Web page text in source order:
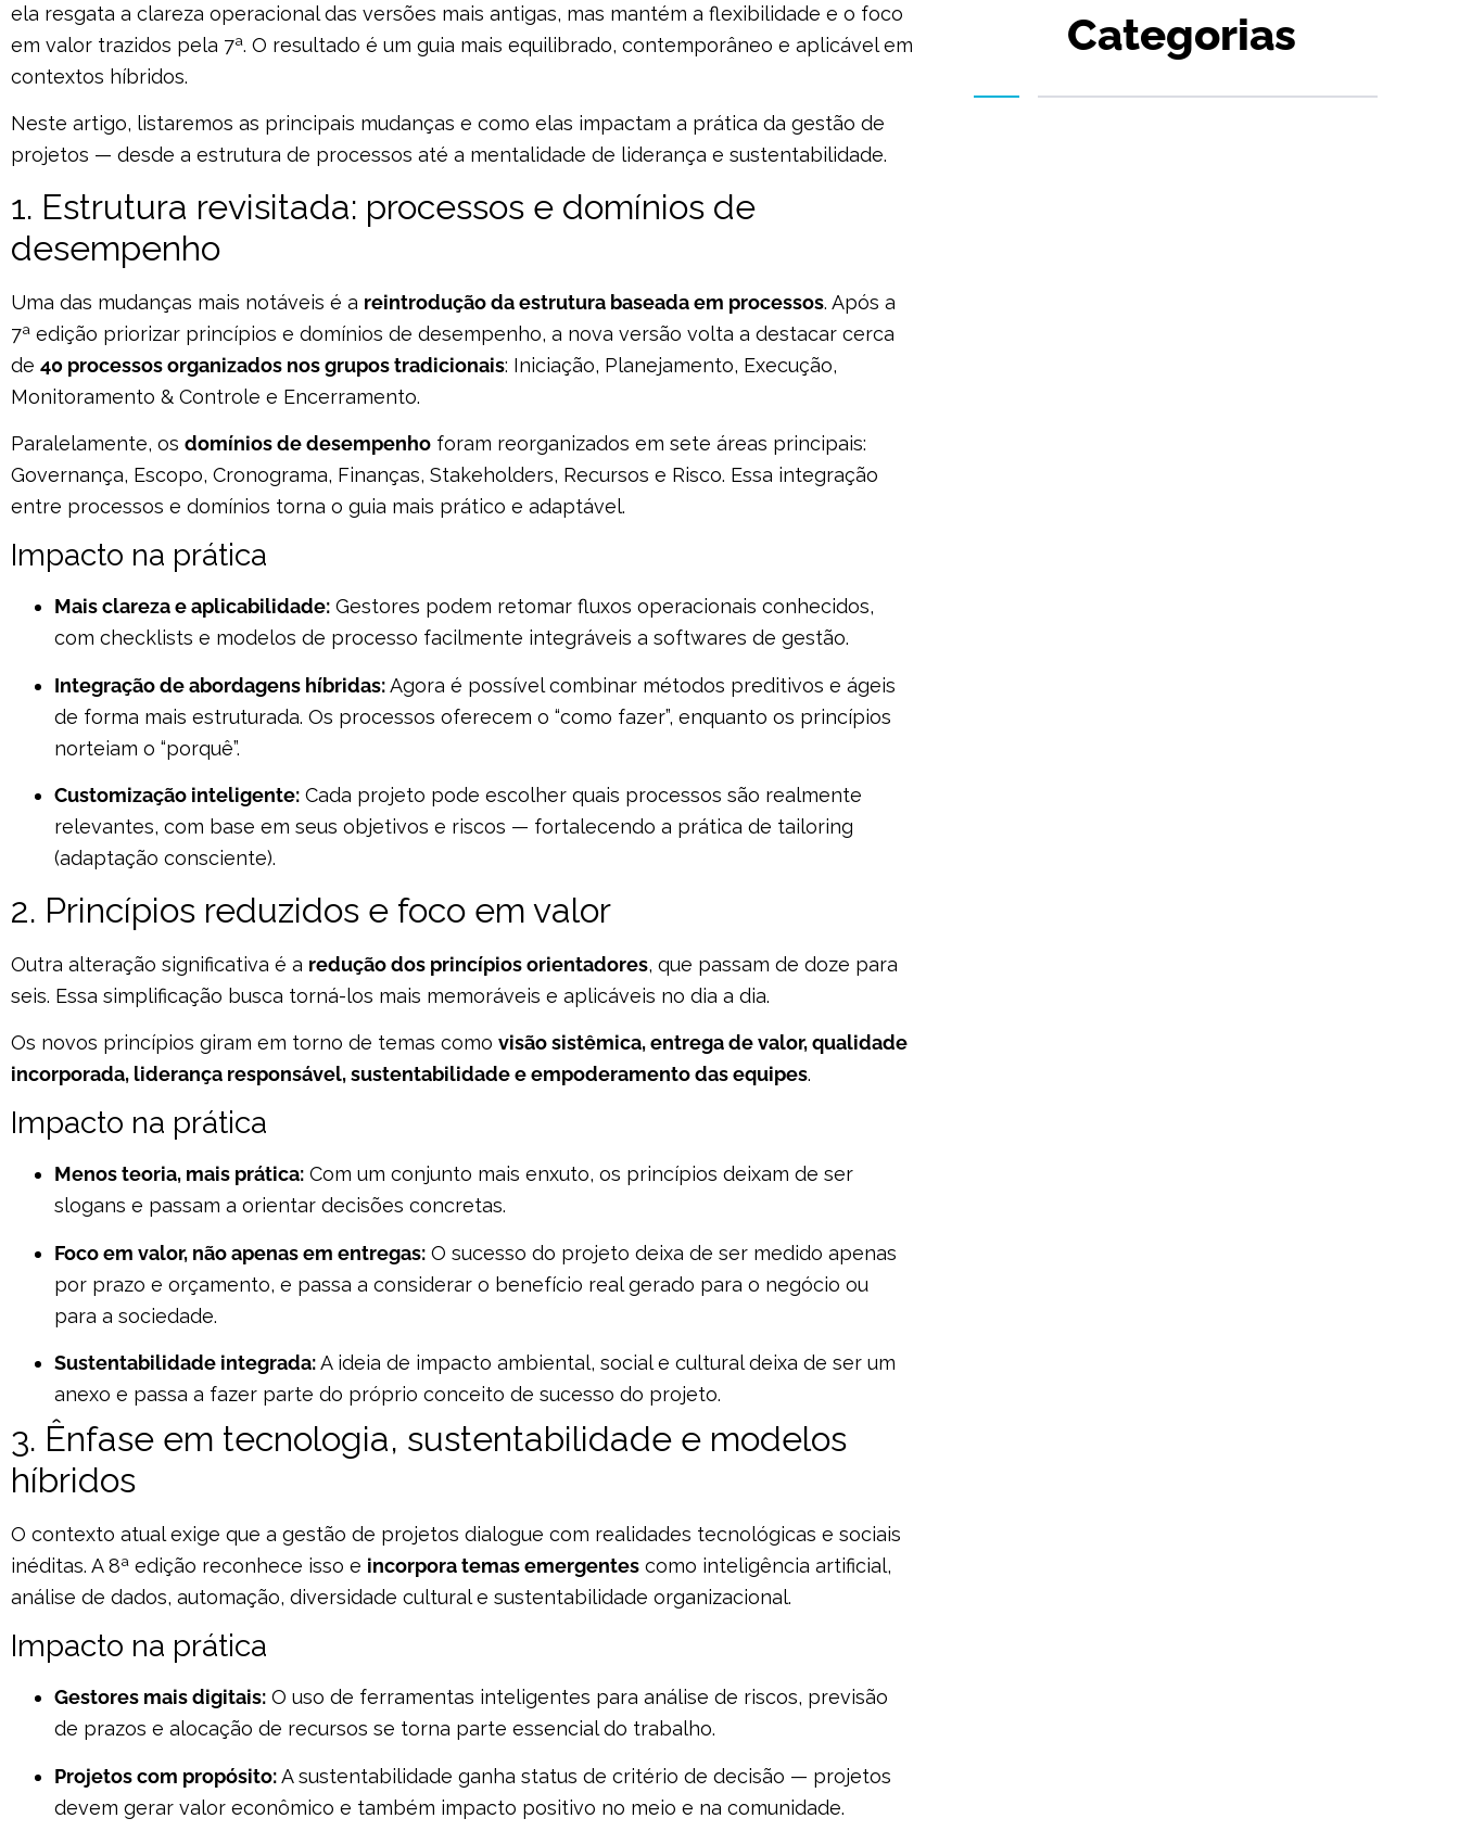
ela resgata a clareza operacional das versões mais antigas, mas mantém a flexibilidade e o foco
em valor trazidos pela 7ª. O resultado é um guia mais equilibrado, contemporâneo e aplicável em
contextos híbridos.
Neste artigo, listaremos as principais mudanças e como elas impactam a prática da gestão de
projetos — desde a estrutura de processos até a mentalidade de liderança e sustentabilidade.
1. Estrutura revisitada: processos e domínios de
desempenho
Uma das mudanças mais notáveis é a reintrodução da estrutura baseada em processos. Após a
7ª edição priorizar princípios e domínios de desempenho, a nova versão volta a destacar cerca
de 40 processos organizados nos grupos tradicionais: Iniciação, Planejamento, Execução,
Monitoramento & Controle e Encerramento.
Paralelamente, os domínios de desempenho foram reorganizados em sete áreas principais:
Governança, Escopo, Cronograma, Finanças, Stakeholders, Recursos e Risco. Essa integração
entre processos e domínios torna o guia mais prático e adaptável.
Impacto na prática
Mais clareza e aplicabilidade: Gestores podem retomar fluxos operacionais conhecidos,
com checklists e modelos de processo facilmente integráveis a softwares de gestão.
Integração de abordagens híbridas:Agora é possível combinar métodos preditivos e ágeis
de forma mais estruturada. Os processos oferecem o “como fazer”, enquanto os princípios
norteiam o “porquê”.
Customização inteligente: Cada projeto pode escolher quais processos são realmente
relevantes, com base em seus objetivos e riscos — fortalecendo a prática de tailoring
(adaptação consciente).
2. Princípios reduzidos e foco em valor
Outra alteração significativa é a redução dos princípios orientadores, que passam de doze para
seis. Essa simplificação busca torná-los mais memoráveis e aplicáveis no dia a dia.
Os novos princípios giram em torno de temas como visão sistêmica, entrega de valor, qualidade
incorporada, liderança responsável, sustentabilidade e empoderamento das equipes.
Impacto na prática
Menos teoria, mais prática: Com um conjunto mais enxuto, os princípios deixam de ser
slogans e passam a orientar decisões concretas.
Foco em valor, não apenas em entregas: O sucesso do projeto deixa de ser medido apenas
por prazo e orçamento, e passa a considerar o benefício real gerado para o negócio ou
para a sociedade.
Sustentabilidade integrada:A ideia de impacto ambiental, social e cultural deixa de ser um
anexo e passa a fazer parte do próprio conceito de sucesso do projeto.
3. Ênfase em tecnologia, sustentabilidade e modelos
híbridos
O contexto atual exige que a gestão de projetos dialogue com realidades tecnológicas e sociais
inéditas. A 8ª edição reconhece isso e incorpora temas emergentes como inteligência artificial,
análise de dados, automação, diversidade cultural e sustentabilidade organizacional.
Impacto na prática
Gestores mais digitais: O uso de ferramentas inteligentes para análise de riscos, previsão
de prazos e alocação de recursos se torna parte essencial do trabalho.
Projetos com propósito:A sustentabilidade ganha status de critério de decisão — projetos
devem gerar valor econômico e também impacto positivo no meio e na comunidade.
Categorias